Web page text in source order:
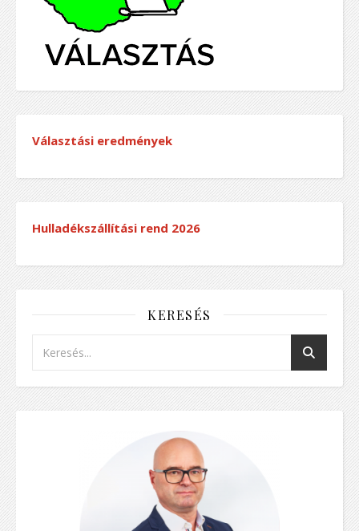
Választási eredmények
Hulladékszállítási rend 2026
KERESÉS